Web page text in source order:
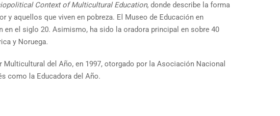
Context of Multicultural Education, donde describe la forma
y aquellos que viven en pobreza. El Museo de Educación en
el siglo 20. Asimismo, ha sido la oradora principal en sobre 40
y Noruega.
del Año, en 1997, otorgado por la Asociación Nacional
como la Educadora del Año.